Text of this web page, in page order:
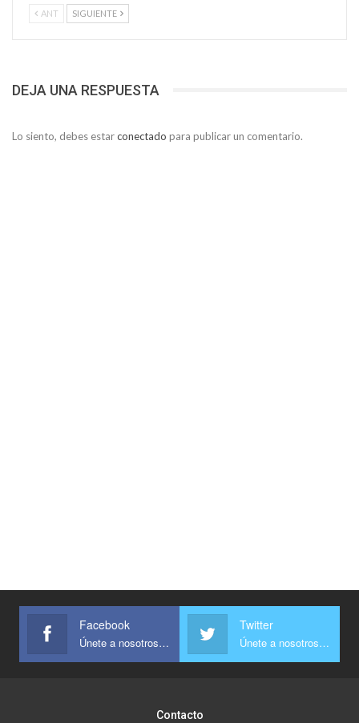
ANT SIGUIENTE
DEJA UNA RESPUESTA
Lo siento, debes estarconectado para publicar un comentario.
Facebook
Únete a nosotros en Facebook
Twitter
Únete a nosotros en Twitter
Contacto